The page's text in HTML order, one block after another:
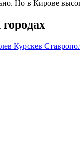
Но в Кирове
в Курскев